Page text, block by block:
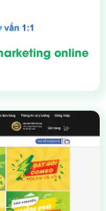
online